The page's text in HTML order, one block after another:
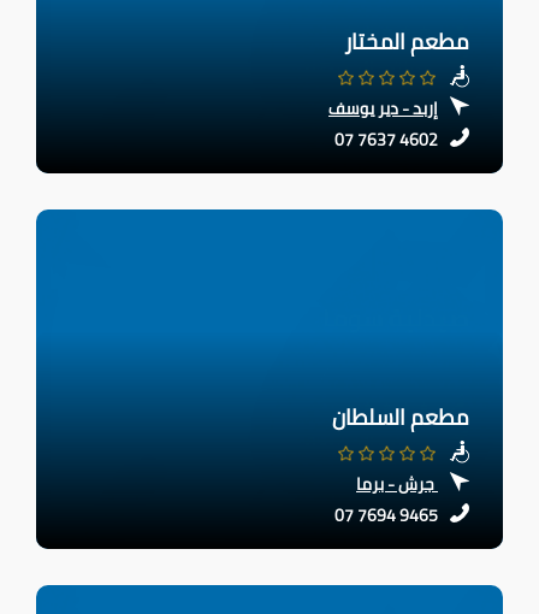
مطعم المختار
إربد - دير يوسف
07 7637 4602
مطعم السلطان
جرش - برما
07 7694 9465